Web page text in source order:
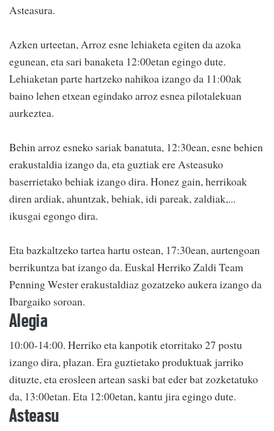
Asteasura.
Azken urteetan, Arroz esne lehiaketa egiten da azoka
egunean, eta sari banaketa 12:00etan egingo dute.
Lehiaketan parte hartzeko nahikoa izango da 11:00ak
baino lehen etxean egindako arroz esnea pilotalekuan
aurkeztea.
Behin arroz esneko sariak banatuta, 12:30ean, esne behien
erakustaldia izango da, eta guztiak ere Asteasuko
baserrietako behiak izango dira. Honez gain, herrikoak
diren ardiak, ahuntzak, behiak, idi pareak, zaldiak,...
ikusgai egongo dira.
Eta bazkaltzeko tartea hartu ostean, 17:30ean, aurtengoan
berrikuntza bat izango da. Euskal Herriko Zaldi Team
Penning Wester erakustaldiaz gozatzeko aukera izango da
Ibargaiko soroan.
Alegia
10:00-14:00. Herriko eta kanpotik etorritako 27 postu
izango dira, plazan. Era guztietako produktuak jarriko
dituzte, eta erosleen artean saski bat eder bat zozketatuko
da, 13:00etan. Eta 12:00etan, kantu jira egingo dute.
Asteasu